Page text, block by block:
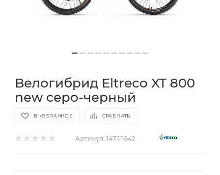
Велогибрид Eltreco XT 800
new серо-черный
В ИЗБРАННОЕ СРАВНИТЬ
Артикул: 14701642